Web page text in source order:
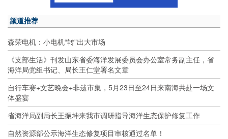
频道推荐
森荣电机：小电机“转”出大市场
《支部生活》刊发山东省委海洋发展委员会办公室常务副主任，省
海洋局党组书记、局长王仁堂署名文章
自行车赛+文艺晚会+非遗市集，5月23日至24日来南海共赴一场文
体盛宴
省海洋局副局长王振坤来我市调研指导海洋生态保护修复工作
自然资源部公示海洋生态修复项目审核通过名单！